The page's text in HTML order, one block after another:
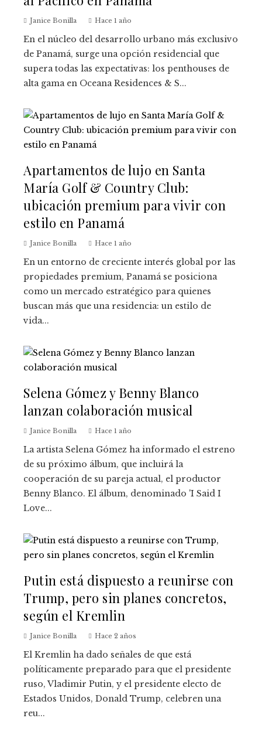
Janice Bonilla Hace 1 año
En el núcleo del desarrollo urbano más exclusivo
de Panamá, surge una opción residencial que
supera todas las expectativas: los penthouses de
alta gama en Oceana Residences & S...
Apartamentos de lujo en Santa
María Golf & Country Club:
ubicación premium para vivir con
estilo en Panamá
Janice Bonilla Hace 1 año
En un entorno de creciente interés global por las
propiedades premium, Panamá se posiciona
como un mercado estratégico para quienes
buscan más que una residencia: un estilo de
vida...
Selena Gómez y Benny Blanco
lanzan colaboración musical
Janice Bonilla Hace 1 año
La artista Selena Gómez ha informado el estreno
de su próximo álbum, que incluirá la
cooperación de su pareja actual, el productor
Benny Blanco. El álbum, denominado 'I Said I
Love...
Putin está dispuesto a reunirse con
Trump, pero sin planes concretos,
según el Kremlin
Janice Bonilla Hace 2 años
El Kremlin ha dado señales de que está
políticamente preparado para que el presidente
ruso, Vladimir Putin, y el presidente electo de
Estados Unidos, Donald Trump, celebren una
reu...